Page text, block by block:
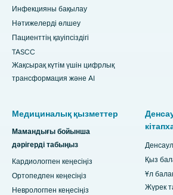
Инфекцияны бақылау
Нәтижелерді өлшеу
Пациенттің қауіпсіздігі
TASCC
Жақсырақ күтім үшін цифрлық
трансформация және AI
Медициналық қызметтер
Мамандығы бойынша
дәрігерді табыңыз
Кардиологпен кеңесіңіз
Ортопедпен кеңесіңіз
Неврологпен кеңесіңіз
Қыз
Ұл
Жүрек